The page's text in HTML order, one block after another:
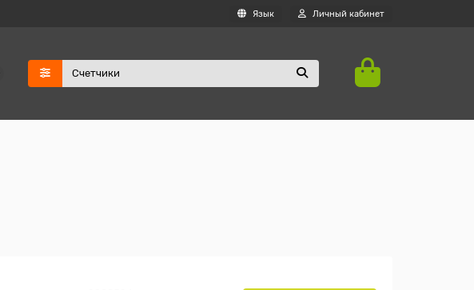
Язык Личный кабинет